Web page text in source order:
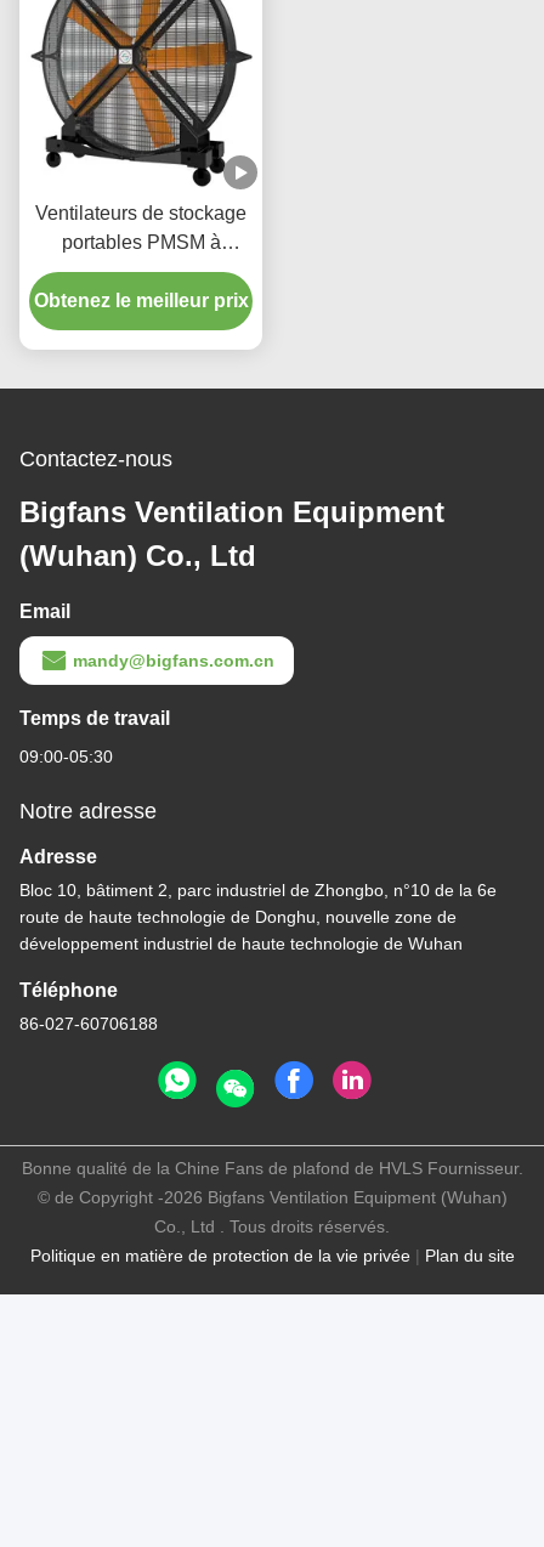
Ventilateurs de stockage
portables PMSM à
l'épreuve de la poussière
pour les conditions
extrêmes
Obtenez le meilleur prix
Contactez-nous
Bigfans Ventilation Equipment
(Wuhan) Co., Ltd
Email
mandy@bigfans.com.cn
Temps de travail
09:00-05:30
Notre adresse
Adresse
Bloc 10, bâtiment 2, parc industriel de Zhongbo, n°10 de la 6e
route de haute technologie de Donghu, nouvelle zone de
développement industriel de haute technologie de Wuhan
Téléphone
86-027-60706188
Politique en matière de protection de la vie privée| Plan du site
Bonne qualité de la Chine Fans de plafond de HVLS Fournisseur.
© de Copyright -2026 Bigfans Ventilation Equipment (Wuhan)
Co., Ltd . Tous droits réservés.